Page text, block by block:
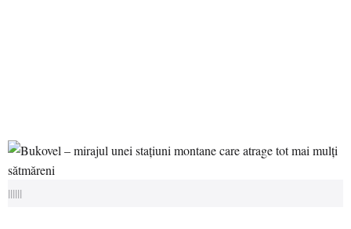
||||||